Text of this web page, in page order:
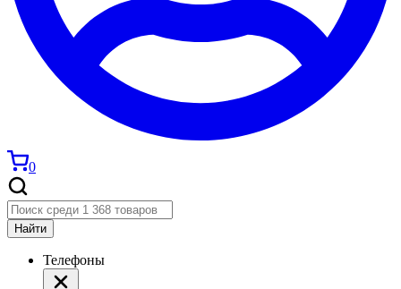
0
Найти
Телефоны